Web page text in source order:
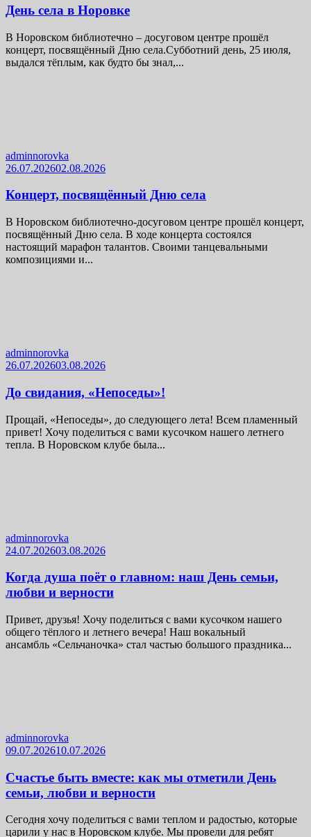
День села в Норовке
В Норовском библиотечно – досуговом центре прошёл
концерт, посвящённый Дню села.Субботний день, 25 июля,
выдался тёплым, как будто бы знал,...
adminnorovka
26.07.202602.08.2026
Концерт, посвящённый Дню села
В Норовском библиотечно-досуговом центре прошёл концерт,
посвящённый Дню села. В ходе концерта состоялся
настоящий марафон талантов. Своими танцевальными
композициями и...
adminnorovka
26.07.202603.08.2026
До свидания, «Непоседы»!
Прощай, «Непоседы», до следующего лета! Всем пламенный
привет! Хочу поделиться с вами кусочком нашего летнего
тепла. В Норовском клубе была...
adminnorovka
24.07.202603.08.2026
Когда душа поёт о главном: наш День семьи,
любви и верности
Привет, друзья! Хочу поделиться с вами кусочком нашего
общего тёплого и летнего вечера! Наш вокальный
ансамбль «Сельчаночка» стал частью большого праздника...
adminnorovka
09.07.202610.07.2026
Счастье быть вместе: как мы отметили День
семьи, любви и верности
Сегодня хочу поделиться с вами теплом и радостью, которые
царили у нас в Норовском клубе. Мы провели для ребят